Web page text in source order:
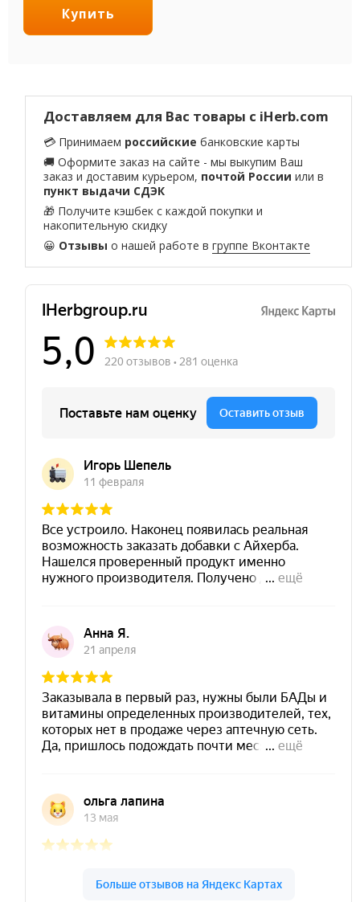
Купить
Доставляем для Вас товары с iHerb.com
💳 Принимаем российские банковские карты
🚚 Оформите заказ на сайте - мы выкупим Ваш
заказ и доставим курьером, почтой России или в
пункт выдачи СДЭК
🎁 Получите кэшбек с каждой покупки и
накопительную скидку
😀 Отзывы о нашей работе вгруппе Вконтакте